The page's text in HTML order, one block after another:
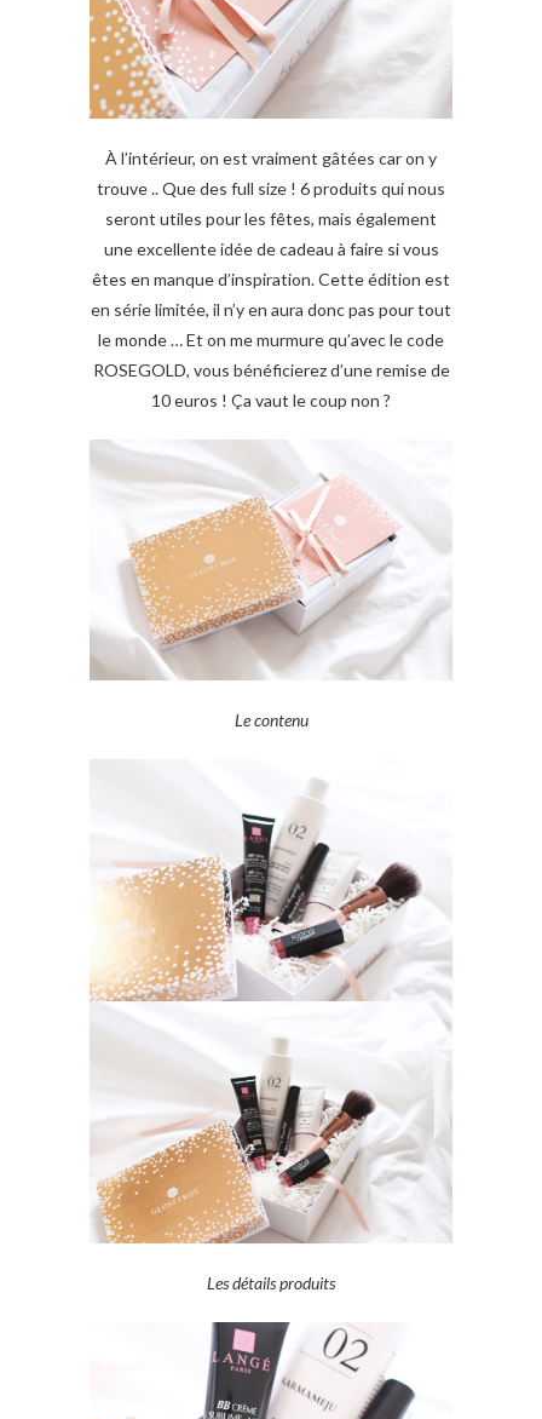
À l’intérieur, on est vraiment gâtées car on y
trouve .. Que des full size ! 6 produits qui nous
seront utiles pour les fêtes, mais également
une excellente idée de cadeau à faire si vous
êtes en manque d’inspiration. Cette édition est
en série limitée, il n’y en aura donc pas pour tout
le monde … Et on me murmure qu’avec le code
ROSEGOLD, vous bénéficierez d’une remise de
10 euros ! Ça vaut le coup non ?
Le contenu
Les détails produits